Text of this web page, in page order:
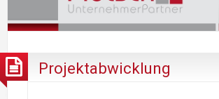
Projektabwicklung